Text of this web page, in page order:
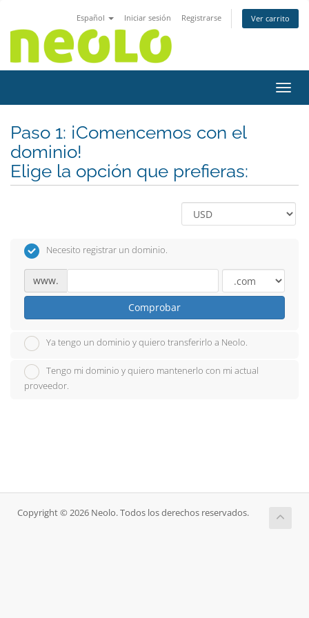
Español Iniciar sesión Registrarse Ver carrito
Paso 1: ¡Comencemos con el
dominio!
Elige la opción que prefieras:
Necesito registrar un dominio.
www.
Comprobar
Ya tengo un dominio y quiero transferirlo a Neolo.
Tengo mi dominio y quiero mantenerlo con mi actual
proveedor.
Copyright © 2026 Neolo. Todos los derechos reservados.